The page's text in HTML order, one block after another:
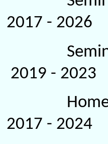
2026
2023
2024